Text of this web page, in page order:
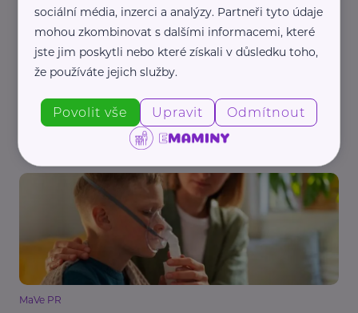
gesundheit.gv.at
Pylové alergie pod lupou: Spouštěče a tipy pro
prevenci
Alergie Prevence, léčba
MaVe PR
sociální média, inzerci a analýzy. Partneři tyto údaje
mohou zkombinovat s dalšími informacemi, které
jste jim poskytli nebo které získali v důsledku toho,
že používáte jejich služby.
Povolit vše Upravit Odmítnout